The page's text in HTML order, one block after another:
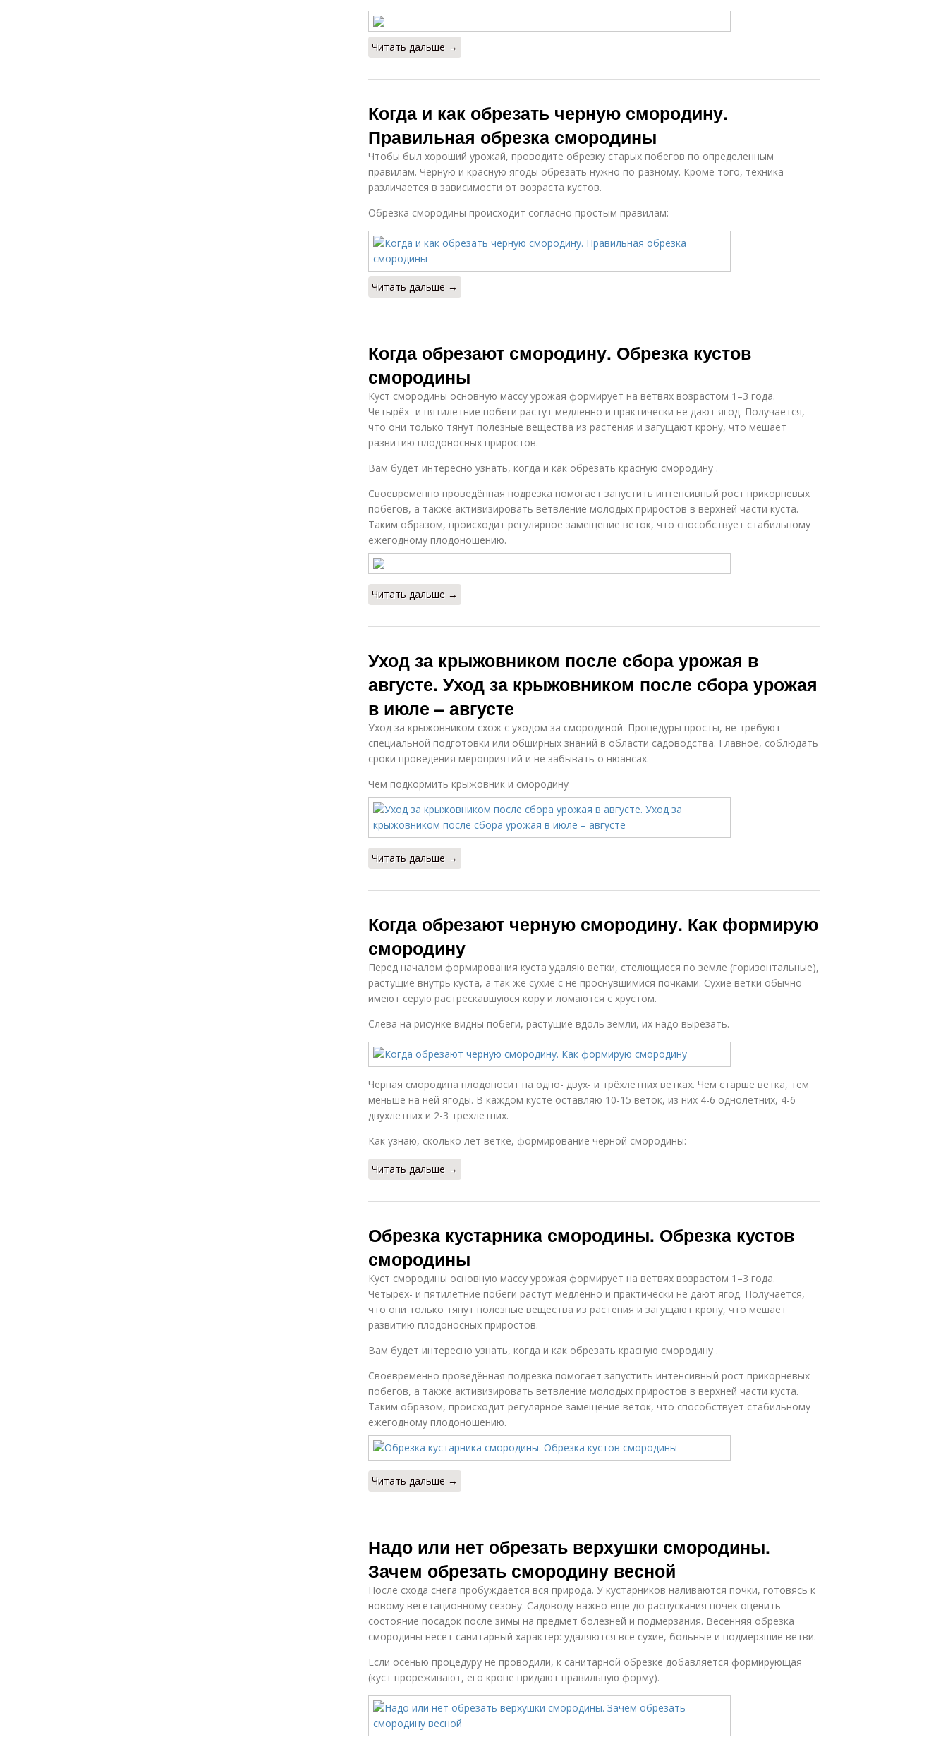
Читать дальше →
Когда и как обрезать черную смородину.
Правильная обрезка смородины
Чтобы был хороший урожай, проводите обрезку старых побегов по определенным
правилам. Черную и красную ягоды обрезать нужно по-разному. Кроме того, техника
различается в зависимости от возраста кустов.
Обрезка смородины происходит согласно простым правилам:
Читать дальше →
Когда обрезают смородину. Обрезка кустов
смородины
Куст смородины основную массу урожая формирует на ветвях возрастом 1–3 года.
Четырёх- и пятилетние побеги растут медленно и практически не дают ягод. Получается,
что они только тянут полезные вещества из растения и загущают крону, что мешает
развитию плодоносных приростов.
Вам будет интересно узнать, когда и как обрезать красную смородину .
Своевременно проведённая подрезка помогает запустить интенсивный рост прикорневых
побегов, а также активизировать ветвление молодых приростов в верхней части куста.
Таким образом, происходит регулярное замещение веток, что способствует стабильному
ежегодному плодоношению.
Читать дальше →
Уход за крыжовником после сбора урожая в
августе. Уход за крыжовником после сбора урожая
в июле – августе
Уход за крыжовником схож с уходом за смородиной. Процедуры просты, не требуют
специальной подготовки или обширных знаний в области садоводства. Главное, соблюдать
сроки проведения мероприятий и не забывать о нюансах.
Чем подкормить крыжовник и смородину
Читать дальше →
Когда обрезают черную смородину. Как формирую
смородину
Перед началом формирования куста удаляю ветки, стелющиеся по земле (горизонтальные),
растущие внутрь куста, а так же сухие с не проснувшимися почками. Сухие ветки обычно
имеют серую растрескавшуюся кору и ломаются с хрустом.
Слева на рисунке видны побеги, растущие вдоль земли, их надо вырезать.
Черная смородина плодоносит на одно- двух- и трёхлетних ветках. Чем старше ветка, тем
меньше на ней ягоды. В каждом кусте оставляю 10-15 веток, из них 4-6 однолетних, 4-6
двухлетних и 2-3 трехлетних.
Как узнаю, сколько лет ветке, формирование черной смородины:
Читать дальше →
Обрезка кустарника смородины. Обрезка кустов
смородины
Куст смородины основную массу урожая формирует на ветвях возрастом 1–3 года.
Четырёх- и пятилетние побеги растут медленно и практически не дают ягод. Получается,
что они только тянут полезные вещества из растения и загущают крону, что мешает
развитию плодоносных приростов.
Вам будет интересно узнать, когда и как обрезать красную смородину .
Своевременно проведённая подрезка помогает запустить интенсивный рост прикорневых
побегов, а также активизировать ветвление молодых приростов в верхней части куста.
Таким образом, происходит регулярное замещение веток, что способствует стабильному
ежегодному плодоношению.
Читать дальше →
Надо или нет обрезать верхушки смородины.
Зачем обрезать смородину весной
После схода снега пробуждается вся природа. У кустарников наливаются почки, готовясь к
новому вегетационному сезону. Садоводу важно еще до распускания почек оценить
состояние посадок после зимы на предмет болезней и подмерзания. Весенняя обрезка
смородины несет санитарный характер: удаляются все сухие, больные и подмерзшие ветви.
Если осенью процедуру не проводили, к санитарной обрезке добавляется формирующая
(куст прореживают, его кроне придают правильную форму).